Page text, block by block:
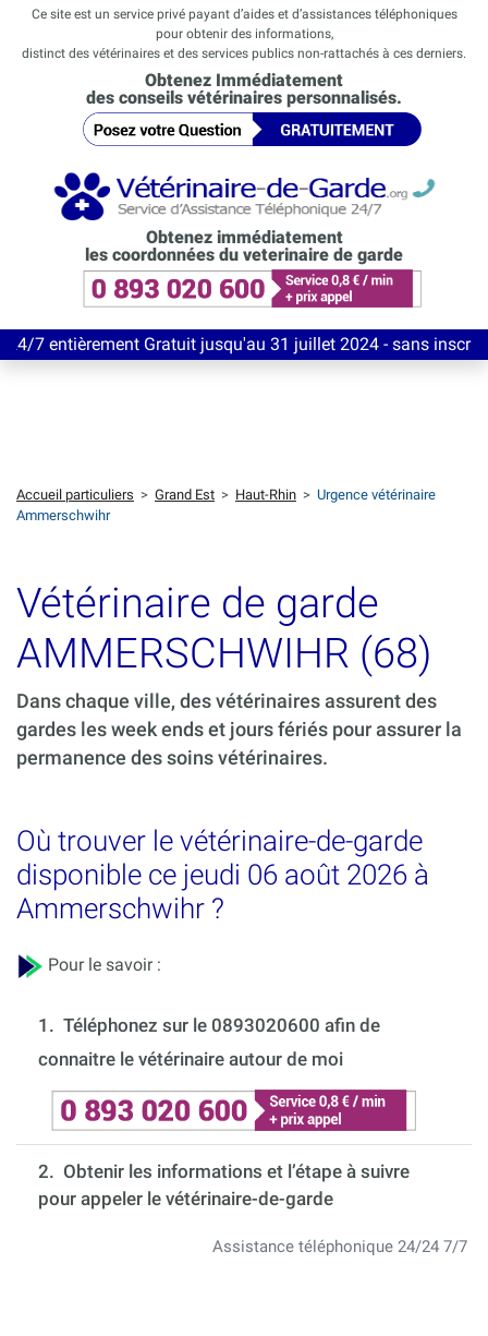
Ce site est un service privé payant d’aides et d’assistances téléphoniques
pour obtenir des informations,
distinct des vétérinaires et des services publics non-rattachés à ces derniers.
Obtenez Immédiatement
des conseils vétérinaires personnalisés.
Obtenez immédiatement
les coordonnées du veterinaire de garde
Gratuit jusqu'au 31 juillet 2024 - sans inscription sans
Accueil particuliers > Grand Est > Haut-Rhin > Urgence vétérinaire
Ammerschwihr
Vétérinaire de garde
AMMERSCHWIHR (68)
Dans chaque ville, des vétérinaires assurent des
gardes les week ends et jours fériés pour assurer la
permanence des soins vétérinaires.
Où trouver le vétérinaire-de-garde
disponible ce jeudi 06 août 2026 à
Ammerschwihr ?
Pour le savoir :
1. Téléphonez sur le 0893020600 afin de
connaitre le vétérinaire autour de moi
2. Obtenir les informations et l’étape à suivre
pour appeler le vétérinaire-de-garde
Assistance téléphonique 24/24 7/7